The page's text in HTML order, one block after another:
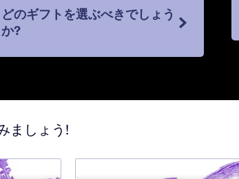
どのギフトを選ぶべきでしょう
か?
ましょう!